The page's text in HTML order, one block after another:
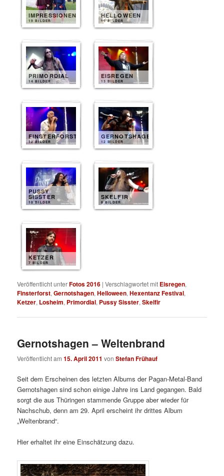
IMPRESSIONEN
19 BILDER
HELLOWEEN
15 BILDER
PRIMORDIAL
14 BILDER
EISREGEN
13 BILDER
FINSTERFORST
12 BILDER
GERNOTSHAGEN
12 BILDER
PUSSY
SISSTER
10 BILDER
SKELFIR
8 BILDER
KETZER
7 BILDER
Veröffentlicht unterFotos 2016 |Verschlagwortet mit Eisregen,
Finsterforst,Gernotshagen,Helloween,Hexentanz Festival,
Ketzer, Losheim, Primordial, Pussy Sisster,Skelfir
Gernotshagen – Weltenbrand
Veröffentlicht am15. April 2011 vonStefan Frühauf
Seit dem Erscheinen des letzten Albums der Pagan-Metal-Band
Gernotshagen sind schon einige Jahre ins Land gegangen. Bald
sorgt die aus Thüringen stammende Gruppe aber wieder für
Nachschub, denn am 29. April erscheint ihr drittes Album
„Weltenbrand“.
Hier erhaltet ihr eine Einschätzung dazu.